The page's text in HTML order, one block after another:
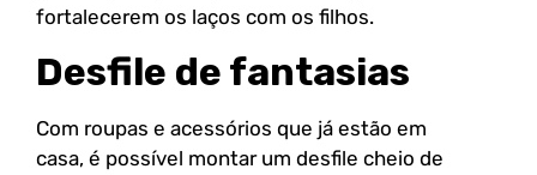
fortalecerem os laços com os filhos.
Desfile de fantasias
Com roupas e acessórios que já estão em
casa, é possível montar um desfile cheio de